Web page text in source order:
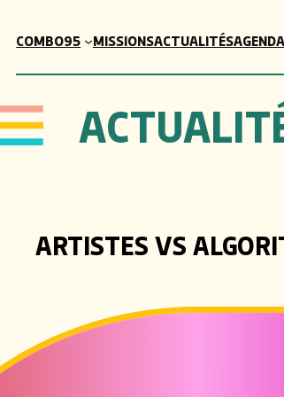
COMBO95 MISSIONSACTUALITÉSAGENDA
ARTISTES VS